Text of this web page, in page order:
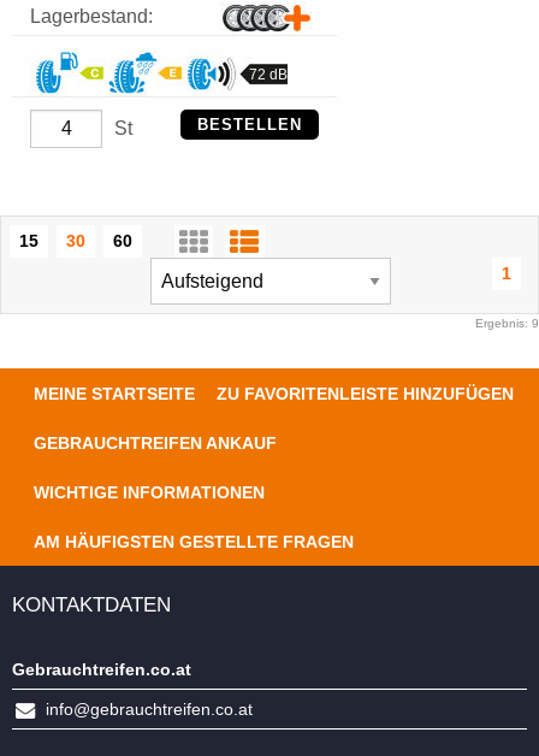
Lagerbestand:
72 dB
St BESTELLEN
15 30
60
1
Ergebnis: 9
MEINE STARTSEITE ZU FAVORITENLEISTE HINZUFÜGEN
GEBRAUCHTREIFEN ANKAUF
WICHTIGE INFORMATIONEN
AM HÄUFIGSTEN GESTELLTE FRAGEN
KONTAKTDATEN
Gebrauchtreifen.co.at
info@gebrauchtreifen.co.at